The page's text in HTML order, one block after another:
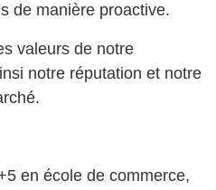
de manière proactive.
valeurs de notre
notre réputation et notre
en école de commerce,